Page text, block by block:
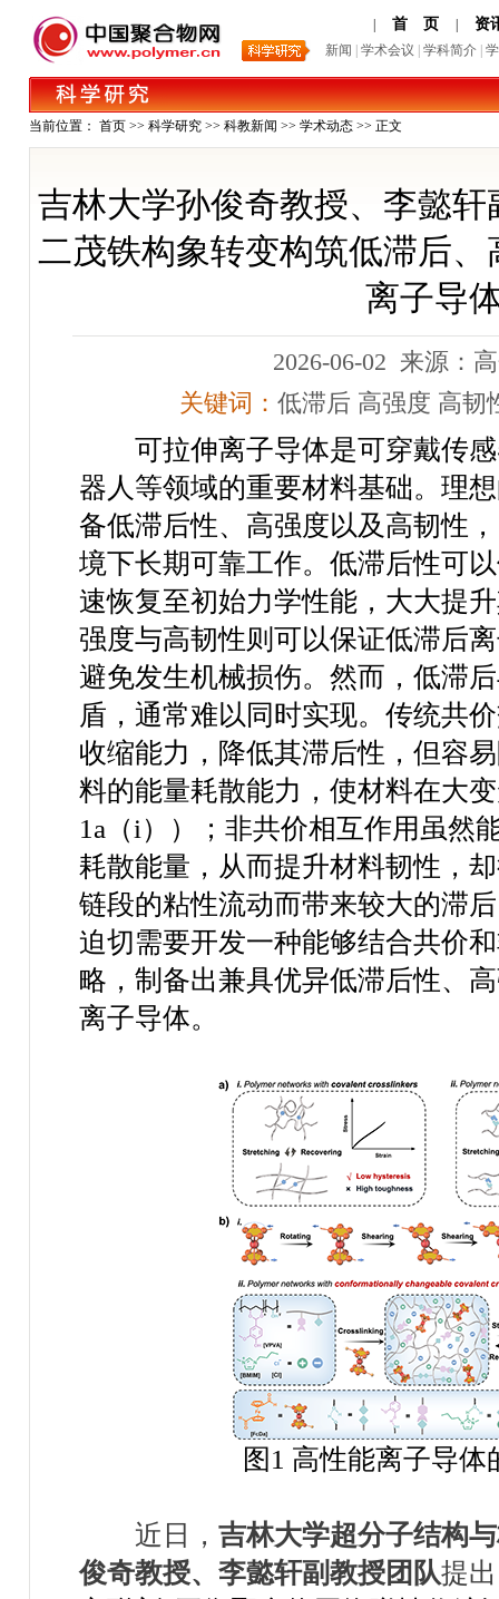
首 页 资
新闻 学术会议 学科简介
当前位置： 首页 >> 科学研究 >> 科教新闻 >> 学术动态 >> 正文
吉林大学孙俊奇教授、李懿
二茂铁构象转变构筑低滞后
离子导
2026-06-02 来源：
关键词： 低滞后 高强度 高韧
可拉伸离子导体是可穿戴传感
器人等领域的重要材料基础。理
备低滞后性、高强度以及高韧性，
境下长期可靠工作。低滞后性可
速恢复至初始力学性能，大大提
强度与高韧性则可以保证低滞后
避免发生机械损伤。 然而，低滞
盾， 通常难以同时实现。传统共
收缩能力， 降低其滞后性 ，但容
料的能量耗散能力，使材料在大
1a （i ））
；非共价相互作用虽然
耗散能量，从而提升材料韧性，
链段的粘性流动而带来较大的滞后
迫切需要开发一种能够结合共价
略 ，制备出兼具优异低滞后性、
离子导体。
图 1 高性能离子导体
近日， 吉林大学超分子结构
俊奇教授、李懿轩副教授团队提